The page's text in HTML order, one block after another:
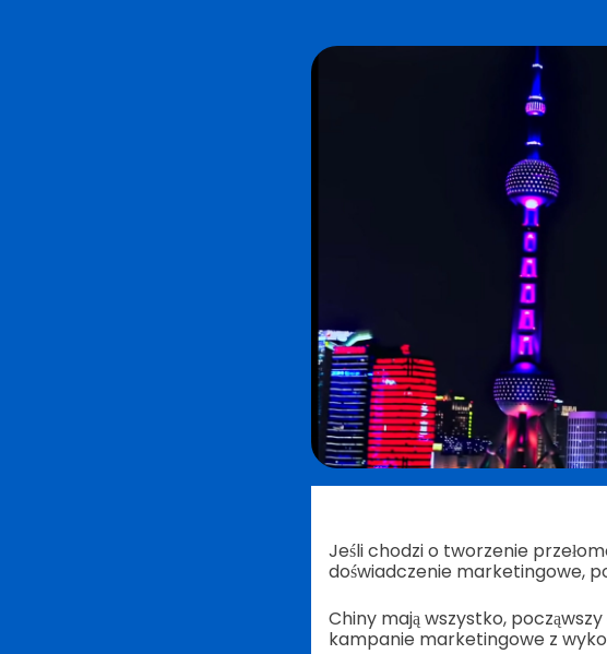
Jeśli chodzi o tworzenie
doświadczenie marketingowe,
Chiny mają wszystko,
kampanie marketingowe z